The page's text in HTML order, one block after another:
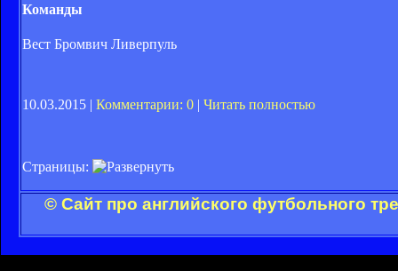
Команды
Вест Бромвич Ливерпуль
10.03.2015 | Комментарии: 0 | Читать полностью
Страницы:
© Сайт про английского футбольного